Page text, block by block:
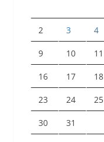
2 3 4
9 10 11
16 17 18
23 24 25
30 31